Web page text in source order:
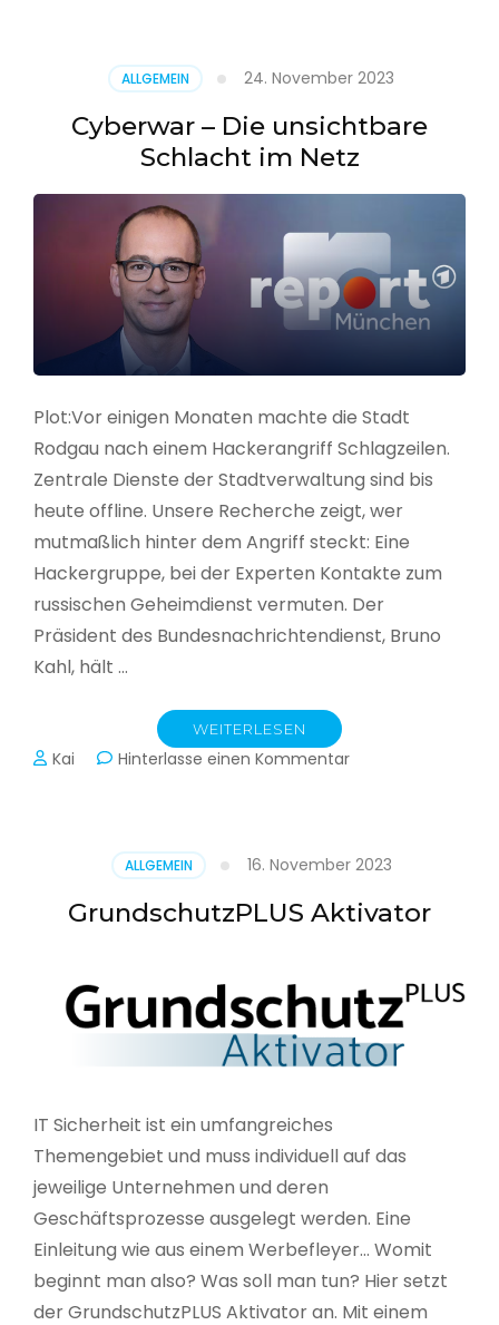
ALLGEMEIN 24. November 2023
Cyberwar – Die unsichtbare
Schlacht im Netz
Plot:Vor einigen Monaten machte die Stadt
Rodgau nach einem Hackerangriff Schlagzeilen.
Zentrale Dienste der Stadtverwaltung sind bis
heute offline. Unsere Recherche zeigt, wer
mutmaßlich hinter dem Angriff steckt: Eine
Hackergruppe, bei der Experten Kontakte zum
russischen Geheimdienst vermuten. Der
Präsident des Bundesnachrichtendienst, Bruno
Kahl, hält …
WEITERLESEN
Kai Hinterlasse einen Kommentarzu
Schlacht
im
Netz
ALLGEMEIN 16. November 2023
GrundschutzPLUS Aktivator
IT Sicherheit ist ein umfangreiches
Themengebiet und muss individuell auf das
jeweilige Unternehmen und deren
Geschäftsprozesse ausgelegt werden. Eine
Einleitung wie aus einem Werbefleyer… Womit
beginnt man also? Was soll man tun? Hier setzt
der GrundschutzPLUS Aktivator an. Mit einem